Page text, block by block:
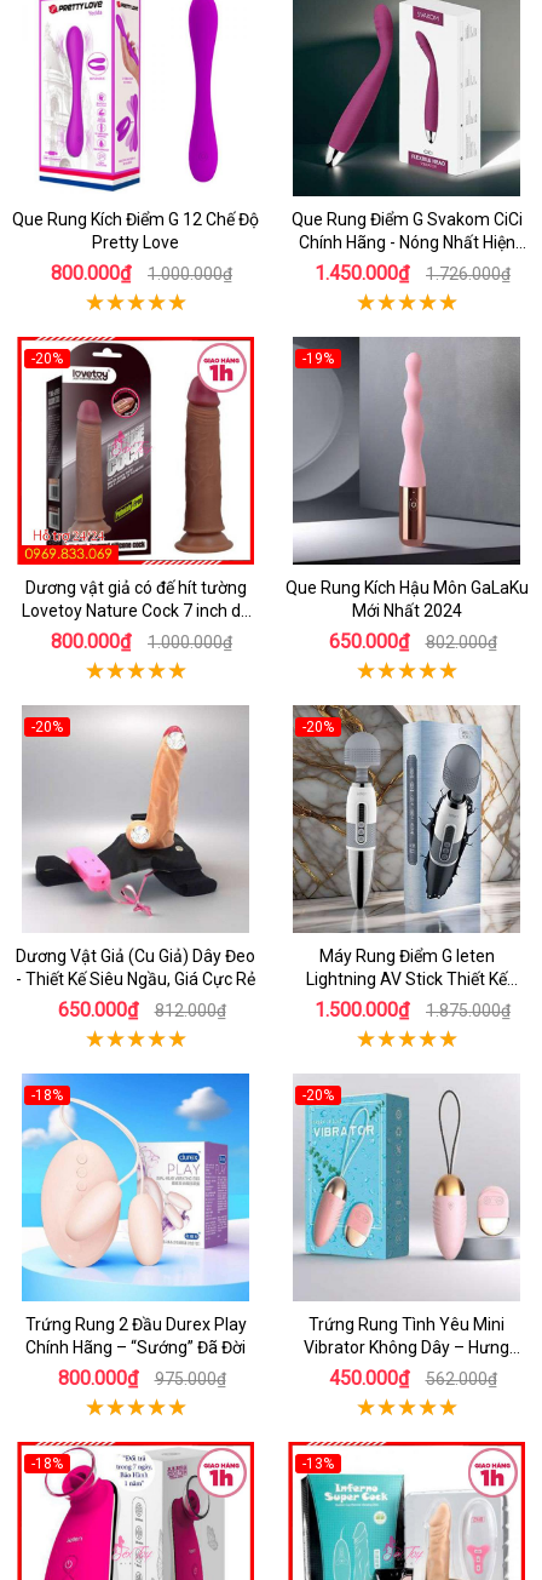
Que Rung Kích Điểm G 12 Chế Độ
Pretty Love
800.000₫ 1.000.000₫
Que Rung Điểm G Svakom CiCi
Chính Hãng - Nóng Nhất Hiện
Nay
1.450.000₫ 1.726.000₫
-20%
Dương vật giả có đế hít tường
Lovetoy Nature Cock 7 inch da
đen
800.000₫ 1.000.000₫
-19%
Que Rung Kích Hậu Môn GaLaKu
Mới Nhất 2024
650.000₫ 802.000₫
-20%
Dương Vật Giả (Cu Giả) Dây Đeo
- Thiết Kế Siêu Ngầu, Giá Cực Rẻ
650.000₫ 812.000₫
-20%
Máy Rung Điểm G leten
Lightning AV Stick Thiết Kế
Thông Minh
1.500.000₫ 1.875.000₫
-18%
Trứng Rung 2 Đầu Durex Play
Chính Hãng – “Sướng” Đã Đời
800.000₫ 975.000₫
-20%
Trứng Rung Tình Yêu Mini
Vibrator Không Dây – Hưng
Phấn Mọi Nơi
450.000₫ 562.000₫
-18% -13%